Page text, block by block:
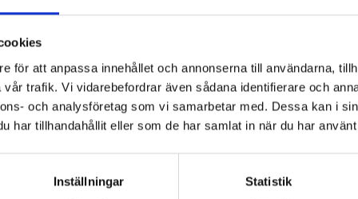
för att anpassa innehållet och annonserna till användarna,
trafik. Vi vidarebefordrar även sådana identifierare och
och analysföretag som vi samarbetar med. Dessa kan i
har tillhandahållit eller som de har samlat in när du har
Inställningar Statistik
Hennes färgkodade slöjdsal
för alla